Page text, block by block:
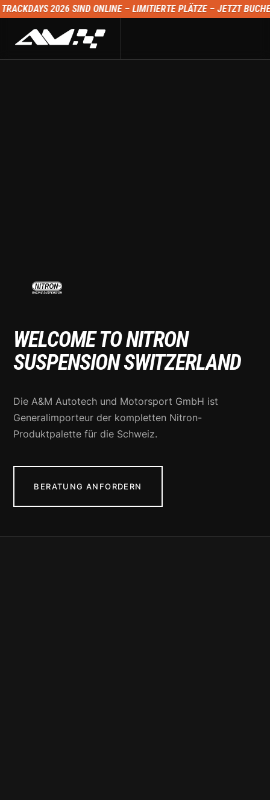
ONLINE – LIMITIERTE PLÄTZE – JETZT BUCHEN
WELCOME TO NITRON
SUSPENSION SWITZERLAND
Die A&M Autotech und Motorsport GmbH ist
Generalimporteur der kompletten Nitron-
Produktpalette für die Schweiz.
BERATUNG ANFORDERN